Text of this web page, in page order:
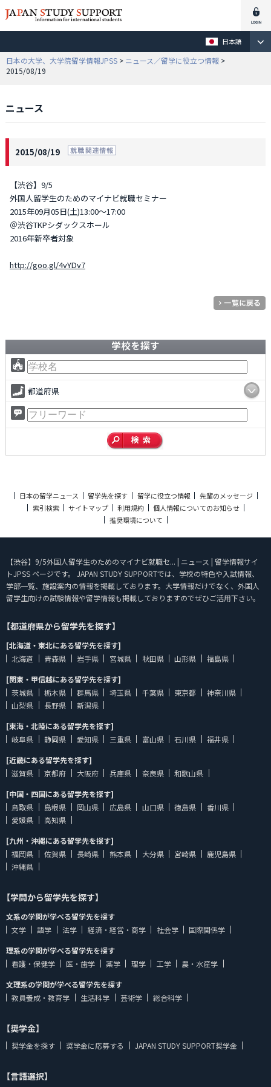
日本語
日本の大学、大学院留学情報JPSS > ニュース／留学に役立つ情報 >
2015/08/19
ニュース
2015/08/19
【渋谷】9/5
外国人留学生のためのマイナビ就職セミナー
2015年09月05日(土)13:00～17:00
＠渋谷TKPシダックスホール
2016年新卒者対象
http://goo.gl/4vYDv7
学校を探す
都道府県
日本の留学ニュース 留学先を探す 留学に役立つ情報
先輩のメッセージ
索引検索
サイトマップ 利用規約
個人情報についてのお知らせ
推奨環境について
【渋谷】9/5外国人留学生のためのマイナビ就職セ... | ニュース | 留学情報サイ
トJPSS ページです。 JAPAN STUDY SUPPORTでは、学校の特色や入試情報、
学部一覧、施設案内の情報を掲載しております。大学情報だけでなく、外国人
留学生向けの試験情報や留学情報も掲載しておりますのでぜひご活用下さい。
【都道府県から留学先を探す】
[北海道・東北にある留学先を探す]
北海道
青森県 岩手県 宮城県 秋田県 山形県
福島県
[関東・甲信越にある留学先を探す]
茨城県
栃木県 群馬県 埼玉県 千葉県 東京都
神奈川県
山梨県
長野県
新潟県
[東海・北陸にある留学先を探す]
岐阜県
静岡県 愛知県 三重県 富山県 石川県
福井県
[近畿にある留学先を探す]
滋賀県
京都府 大阪府 兵庫県 奈良県
和歌山県
[中国・四国にある留学先を探す]
鳥取県
島根県 岡山県 広島県 山口県 徳島県
香川県
愛媛県
高知県
[九州・沖縄にある留学先を探す]
福岡県
佐賀県 長崎県 熊本県 大分県 宮崎県
鹿児島県
沖縄県
【学問から留学先を探す】
文系の学問が学べる留学先を探す
文学
語学 法学 経済・経営・商学 社会学
国際関係学
理系の学問が学べる留学先を探す
看護・保健学
医・歯学 薬学 理学 工学
農・水産学
文理系の学問が学べる留学先を探す
教員養成・教育学
生活科学 芸術学 総合科学
【奨学金】
奨学金を探す 奨学金に応募する JAPAN STUDY SUPPORT奨学金
【言語選択】